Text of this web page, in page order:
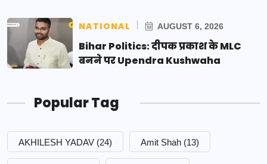
NATIONAL AUGUST 6, 2026
Bihar Politics: दीपक प्रकाश के MLC
बनने पर Upendra Kushwaha
Popular Tag
AKHILESH YADAV (24) Amit Shah (13)